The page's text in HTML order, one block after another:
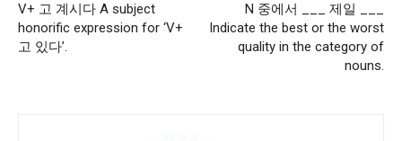
V+ 고 계시다 A subject
honorific expression for ‘V+
고 있다’.
N 중에서 ___ 제일 ___
Indicate the best or the worst
quality in the category of
nouns.